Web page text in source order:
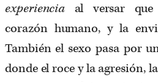
experiencia al versar que
corazón humano, y la
También el sexo pasa por
donde el roce y la agresión,